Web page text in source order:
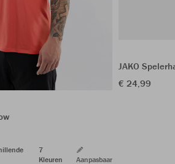
7
Kleuren
Aanpasbaar
JAKO
€ 24,99